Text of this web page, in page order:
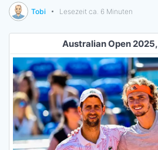
Tobi Lesezeit ca. 6 Minuten
Australian Open 2025,